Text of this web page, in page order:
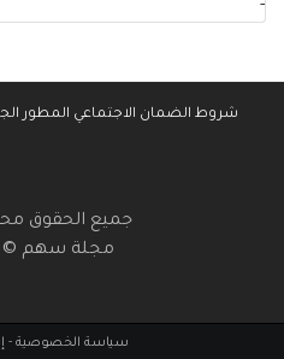
-
شروط الضمان الاجتماعي المطور
جميع الحقوق
مجلة سهم © 2016-2026
سياسة الخصوصية -